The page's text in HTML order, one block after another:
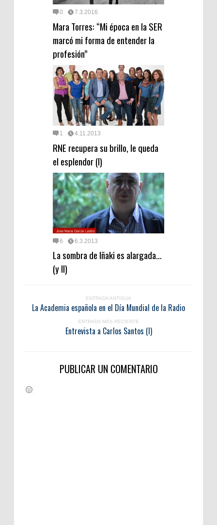
0 7.3.2016
Mara Torres: “Mi época en la SER
marcó mi forma de entender la
profesión”
1 4.11.2013
RNE recupera su brillo, le queda
el esplendor (I)
6 6.3.2013
La sombra de Iñaki es alargada…
(y II)
ENTRADA ANTIGUA
La Academia española en el Día Mundial de la Radio
ENTRADA MÁS RECIENTE
Entrevista a Carlos Santos (I)
PUBLICAR UN COMENTARIO